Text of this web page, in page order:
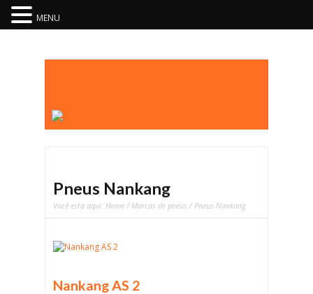
Pneus Nankang
Você está aqui: Home /Marcas de pneus / Pneus Nankang
Nankang AS 2
MENU